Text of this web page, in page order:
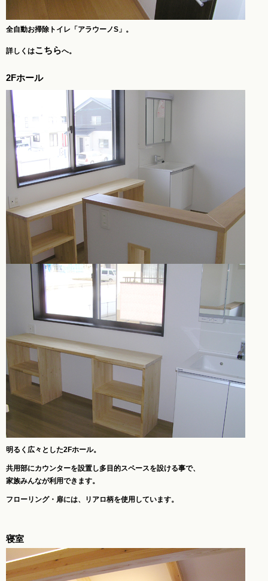
全自動お掃除トイレ「アラウーノS」。
詳しくはこちらへ。
2Fホール
明るく広々とした2Fホール。
共用部にカウンターを設置し多目的スペースを設ける事で、
家族みんなが利用できます。
フローリング・扉には、リアロ柄を使用しています。
寝室